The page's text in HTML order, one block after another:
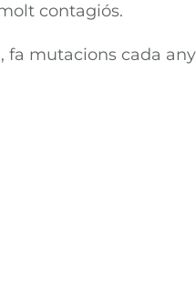
contagiós.
mutacions cada